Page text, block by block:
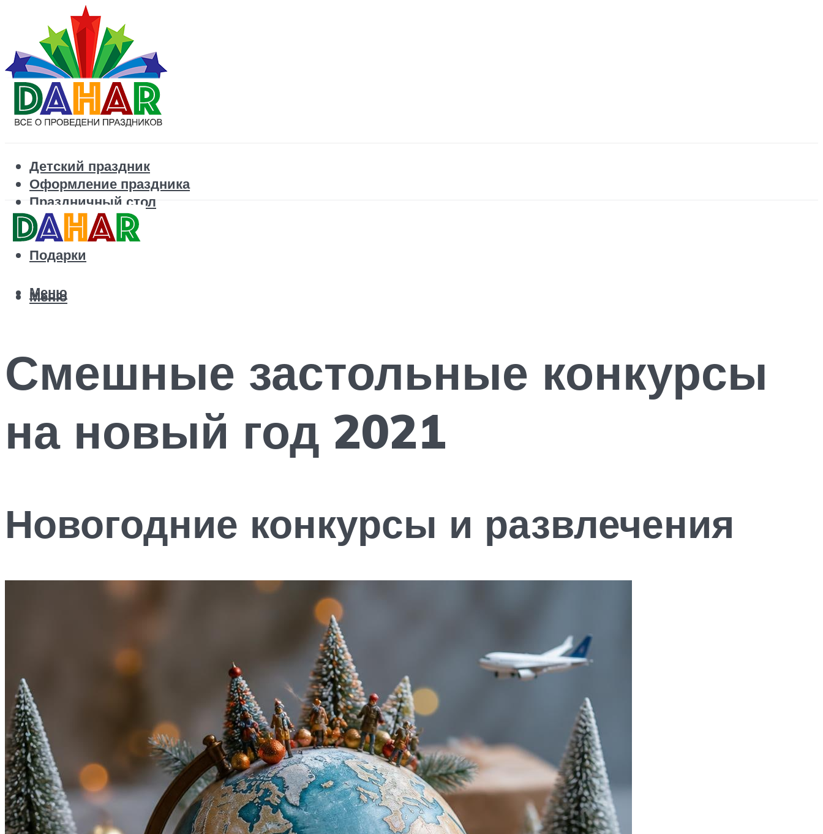
Детский праздник
Оформление праздника
Праздничный стол
Корпоратив
Поздравления
Подарки
Меню
Меню
Смешные застольные конкурсы
на новый год 2021
Новогодние конкурсы и развлечения